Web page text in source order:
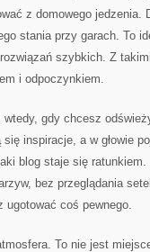
z domowego jedzenia.
stania przy garach. To
szybkich. Z
i odpoczynkiem.
gdy chcesz
inspiracje, a w głowie
blog staje się
bez przeglądania
coś pewnego.
To nie jest